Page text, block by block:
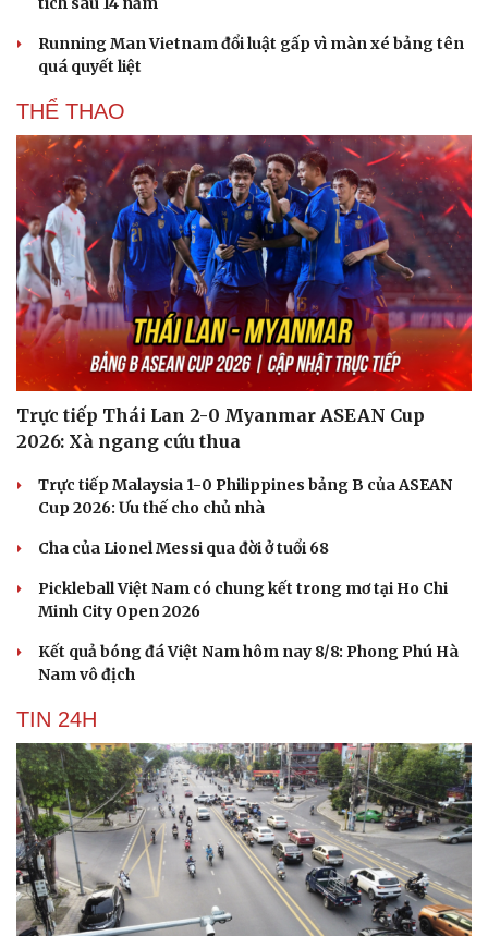
Cải chính
Running Man Vietnam đổi luật gấp vì màn xé bảng tên
quá quyết liệt
THỂ THAO
Trực tiếp Thái Lan 2-0 Myanmar ASEAN Cup
2026: Xà ngang cứu thua
Trực tiếp Malaysia 1-0 Philippines bảng B của ASEAN
Cup 2026: Ưu thế cho chủ nhà
Cha của Lionel Messi qua đời ở tuổi 68
Pickleball Việt Nam có chung kết trong mơ tại Ho Chi
Minh City Open 2026
Kết quả bóng đá Việt Nam hôm nay 8/8: Phong Phú Hà
Nam vô địch
TIN 24H